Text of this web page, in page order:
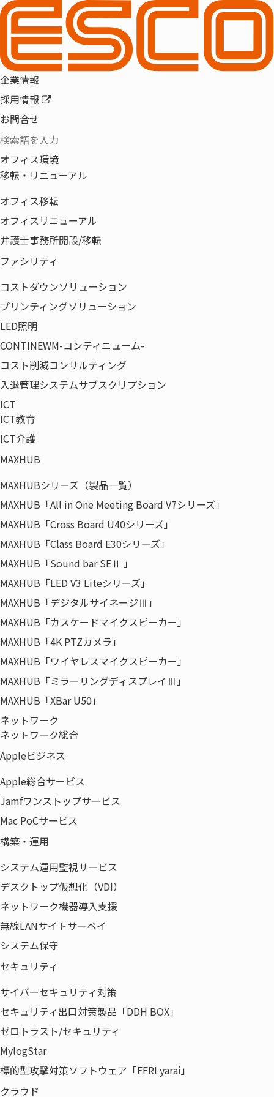
企業情報
採用情報
お問合せ
オフィス環境
移転・リニューアル
オフィス移転
オフィスリニューアル
弁護士事務所開設/移転
ファシリティ
コストダウンソリューション
プリンティングソリューション
LED照明
CONTINEWM-コンティニューム-
コスト削減コンサルティング
入退管理システムサブスクリプション
ICT
ICT教育
ICT介護
MAXHUB
MAXHUBシリーズ（製品一覧）
MAXHUB「All in One Meeting Board V7シリーズ」
MAXHUB「Cross Board U40シリーズ」
MAXHUB「Class Board E30シリーズ」
MAXHUB「Sound bar SEⅡ 」
MAXHUB「LED V3 Liteシリーズ」
MAXHUB「デジタルサイネージⅢ」
MAXHUB「カスケードマイクスピーカー」
MAXHUB「4K PTZカメラ」
MAXHUB「ワイヤレスマイクスピーカー」
MAXHUB「ミラーリングディスプレイⅢ」
MAXHUB「XBar U50」
ネットワーク
ネットワーク総合
Appleビジネス
Apple総合サービス
Jamfワンストップサービス
Mac PoCサービス
構築・運用
システム運用監視サービス
デスクトップ仮想化（VDI）
ネットワーク機器導入支援
無線LANサイトサーベイ
システム保守
セキュリティ
サイバーセキュリティ対策
セキュリティ出口対策製品「DDH BOX」
ゼロトラスト/セキュリティ
MylogStar
標的型攻撃対策ソフトウェア「FFRI yarai」
クラウド
HOME おもてなし規格認証
おもてなし規格認証
おもてなし規格認証を取得し
ました。
おもてなし規格認証とは、経済産業省が2016年8月に創設
し、
国内のサービス業事業者のサービス品質を「見える化」する
ことにより、
サービス産業の活性化・生産性向上及び地域の活性化を目的
とした認証制度です。
当社はおもてなし規格認証制度の中で、お客さまの期待を超
えるサービスを提供し、
付与される「金認証☆」を取得しました。
審査認証
顧客種類 国内向け
対象従業
670名（パートタイマーなど含む）
業種 サービス業（他に分類されるものを除く）